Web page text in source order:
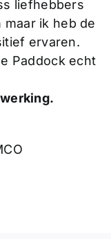
liefhebbers
ik heb de
ervaren.
Paddock echt